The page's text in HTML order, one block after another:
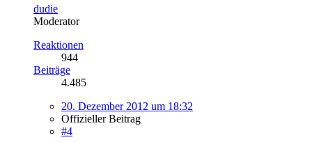
dudie
Moderator
Reaktionen
944
Beiträge
4.485
20. Dezember 2012 um 18:32
Offizieller Beitrag
#4